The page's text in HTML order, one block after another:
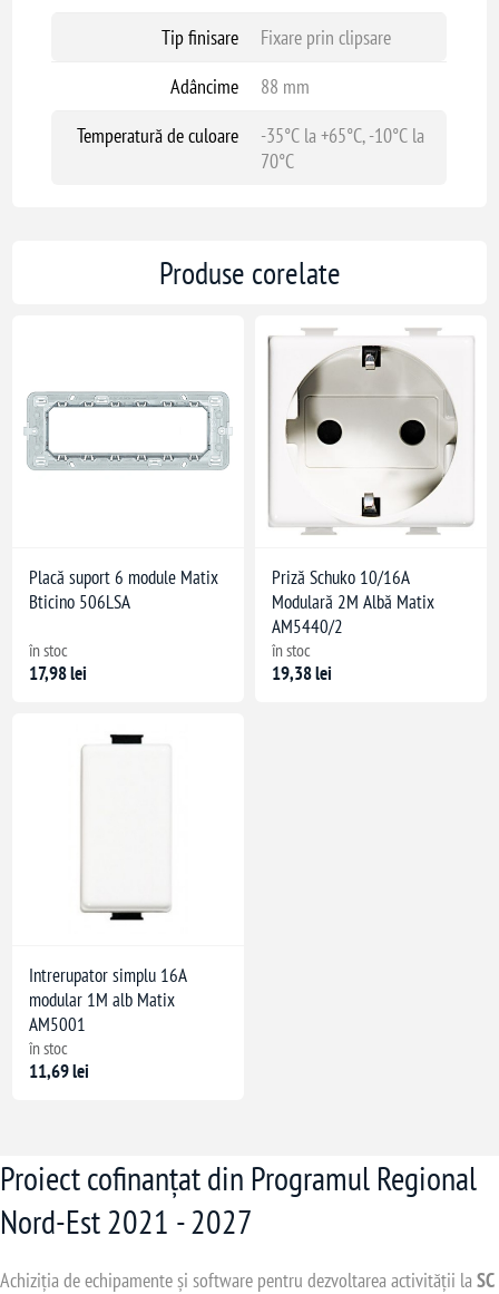
Tip finisare
Fixare prin clipsare
Adâncime
88 mm
Temperatură de culoare
-35°C la +65°C, -10°C la
70°C
Produse corelate
Placă suport 6 module Matix
Bticino 506LSA
în stoc
17,98 lei
Priză Schuko 10/16A
Modulară 2M Albă Matix
AM5440/2
în stoc
19,38 lei
Intrerupator simplu 16A
modular 1M alb Matix
AM5001
în stoc
11,69 lei
Proiect cofinanțat din Programul Regional
Nord-Est 2021 - 2027
Achiziția de echipamente și software pentru dezvoltarea activității la SC